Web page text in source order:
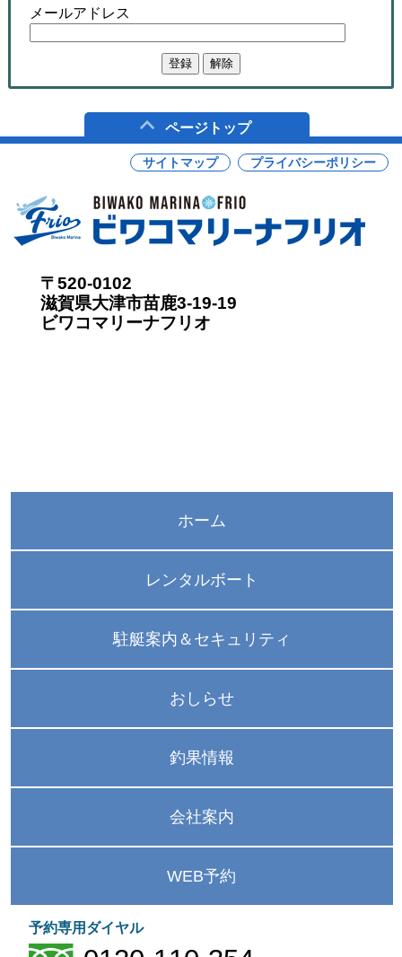
メールアドレス
ページトップ
プライバシーポリシー
サイトマップ
〒520-0102
滋賀県大津市苗鹿3-19-19
ビワコマリーナフリオ
ホーム
レンタルボート
駐艇案内＆セキュリティ
おしらせ
釣果情報
会社案内
WEB予約
予約専用ダイヤル